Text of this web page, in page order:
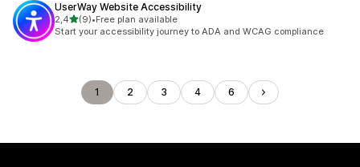
UserWay Website Accessibility
2,4stelle su 5
(9)
9 recensioni totali
•Free plan available
Start your accessibility journey to ADA and WCAG compliance
1 2 3 4 6